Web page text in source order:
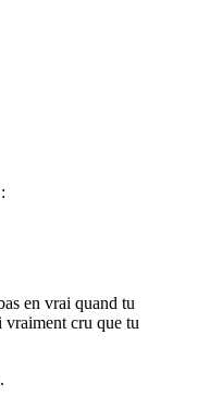
en vrai quand tu
vraiment cru que tu